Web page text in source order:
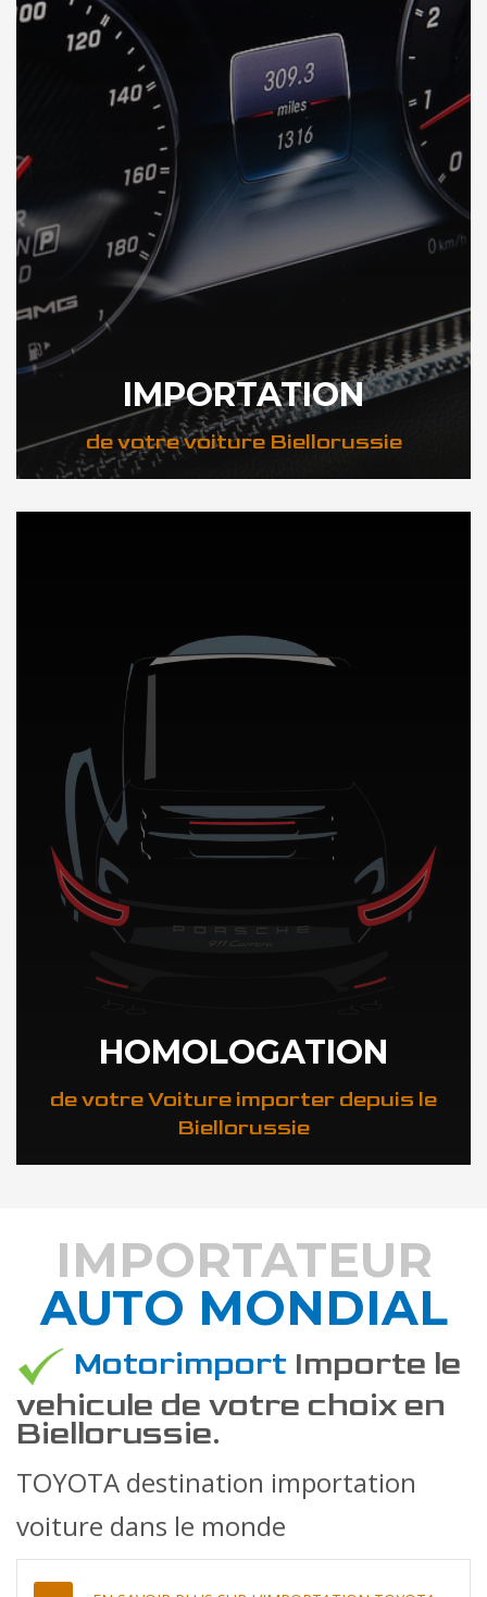
IMPORTATION
de votre voiture Biellorussie
DÉCOUVREZ NOTRE IMPORTATION AUTO en Biellorussie
HOMOLOGATION
de votre Voiture importer depuis le
Biellorussie
DÉCOUVREZ COMMENT
IMPORTATEUR
AUTO MONDIAL
Motorimport Importe le
vehicule de votre choix en
Biellorussie.
TOYOTA destination importation
voiture dans le monde